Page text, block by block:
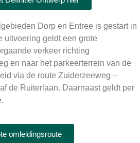
Dorp en Entree is gestart in
uitvoering geldt een grote
verkeer richting
en naar het parkeerterrein van de
via de route Zuiderzeeweg –
de Ruiterlaan. Daarnaast geldt per
omleidingsroute